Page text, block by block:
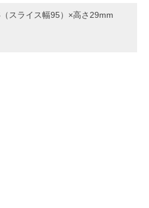
スライス幅95）×高さ29mm